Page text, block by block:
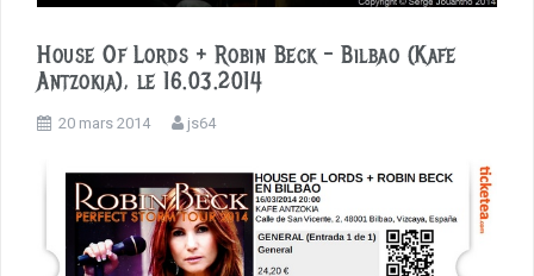
House Of Lords + Robin Beck – Bilbao (Kafe
Antzokia), le 16.03.2014
20 mars 2014 js64